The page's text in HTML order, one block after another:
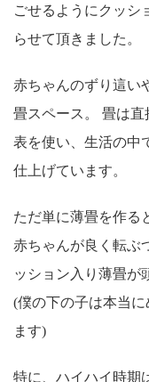
ごせるようにクッシ
らせて頂きました。
赤ちゃんのずり這い
畳スペース。 畳は
表を使い、生活の中
仕上げています。
ただ単に薄畳を作る
赤ちゃんが良く転ぶ
ッション入り薄畳が
(僕の下の子は本当
ます)
特に、ハイハイ時期